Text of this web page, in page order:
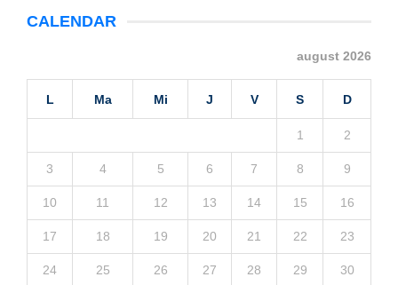
CALENDAR
august 2026
L Ma Mi J V S D
1 2
3 4 5 6 7 8 9
10 11 12 13 14 15 16
17 18 19 20 21 22 23
24 25 26 27 28 29 30